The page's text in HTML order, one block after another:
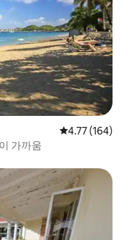
평점 4.77점(5
4.77 (164)
가까움